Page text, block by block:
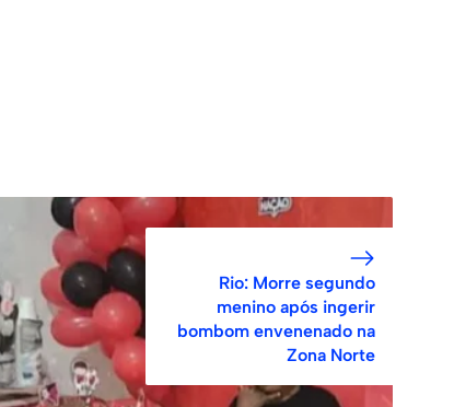
Rio: Morre segundo
menino após ingerir
bombom envenenado na
Zona Norte